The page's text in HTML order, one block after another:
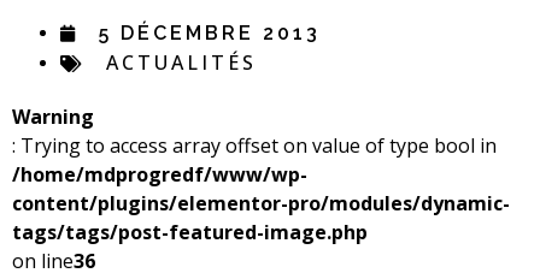
Warning
: Trying to access array offset on value of type bool in
/home/mdprogredf/www/wp-
content/plugins/elementor-pro/modules/dynamic-
tags/tags/post-featured-image.php
on line36
5 DÉCEMBRE 2013
ACTUALITÉS